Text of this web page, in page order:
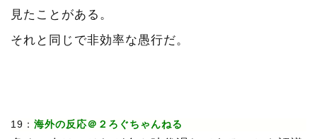
見たことがある。
それと同じで非効率な愚行だ。
19： 海外の反応＠２ろぐちゃんねる